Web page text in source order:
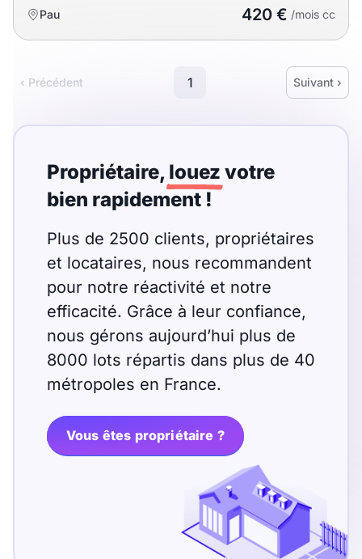
Pau 420 € /mois cc
‹ Précédent 1 Suivant ›
Propriétaire, louez votre
bien rapidement !
Plus de 2500 clients, propriétaires
et locataires, nous recommandent
pour notre réactivité et notre
efficacité. Grâce à leur confiance,
nous gérons aujourd’hui plus de
8000 lots répartis dans plus de 40
métropoles en France.
Vous êtes propriétaire ?